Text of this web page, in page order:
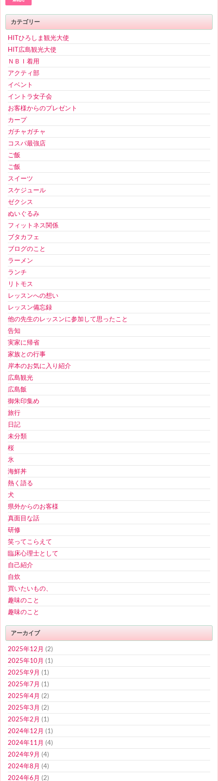
ド
カテゴリー
HITひろしま観光大使
HIT広島観光大使
ＮＢＩ着用
アクティ部
イベント
イントラ女子会
お客様からのプレゼント
カープ
ガチャガチャ
コスパ最強店
ご飯
ご飯
スイーツ
スケジュール
ゼクシス
ぬいぐるみ
フィットネス関係
ブタカフェ
ブログのこと
ラーメン
ランチ
リトモス
レッスンへの想い
レッスン備忘録
他の先生のレッスンに参加して思ったこと
告知
実家に帰省
家族との行事
岸本のお気に入り紹介
広島観光
広島飯
御朱印集め
旅行
日記
未分類
桜
氷
海鮮丼
熱く語る
犬
県外からのお客様
真面目な話
研修
笑ってこらえて
臨床心理士として
自己紹介
自炊
買いたいもの、
趣味のこと
趣味のこと
アーカイブ
2025年12月 (2)
2025年10月 (1)
2025年9月 (1)
2025年7月 (1)
2025年4月 (2)
2025年3月 (2)
2025年2月 (1)
2024年12月 (1)
2024年11月 (4)
2024年9月 (4)
2024年8月 (4)
2024年6月 (2)